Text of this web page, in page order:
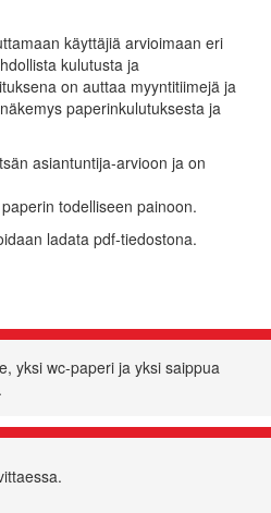
käyttäjiä arvioimaan eri
kulutusta ja
on auttaa myyntitiimejä ja
paperinkulutuksesta ja
asiantuntija‑arvioon ja on
todelliseen painoon.
ladata pdf‑tiedostona.
yksi wc-paperi ja yksi saippua